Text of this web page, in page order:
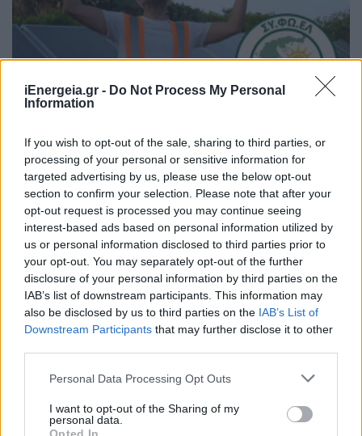
iEnergeia.gr - Do Not Process My Personal
Information
If you wish to opt-out of the sale, sharing to third parties, or
processing of your personal or sensitive information for
targeted advertising by us, please use the below opt-out
section to confirm your selection. Please note that after your
opt-out request is processed you may continue seeing
interest-based ads based on personal information utilized by
us or personal information disclosed to third parties prior to
your opt-out. You may separately opt-out of the further
disclosure of your personal information by third parties on the
IAB’s list of downstream participants. This information may
also be disclosed by us to third parties on the IAB’s List of
Downstream Participants that may further disclose it to other
Personal Data Processing Opt Outs
I want to opt-out of the Sharing of my
personal data.
ΣΥΦΩΕΛ: Χάθηκαν 153,74 εκατ. ευρώ για τις
μπαταρίες – Μεγάλη απώλεια για τις μικρές
επιχειρήσεις
07/08/2026 - 13:11